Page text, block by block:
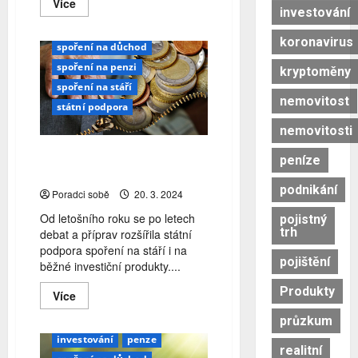
Více
more
dlouhodobého
investičního
produktu
má
zainvestováno
přes
78
tisíc
Čechů
investování
spoření na důchod
spoření na penzi
spoření na stáří
státní podpora
Poradci sobě 20. 3. 2024
Od letošního roku se po letech
debat a příprav rozšířila státní
podpora spoření na stáří i na
běžné investiční produkty....
VíceRead
more
Ponořte
se
daňové zvýhodnění
dlouhodobý investiční produkt
investování
penze
investování
koronavirus
kryptoměny
nemovitost
nemovitosti
peníze
podnikání
pojistný
trh
pojištění
Produkty
průzkum
realitní